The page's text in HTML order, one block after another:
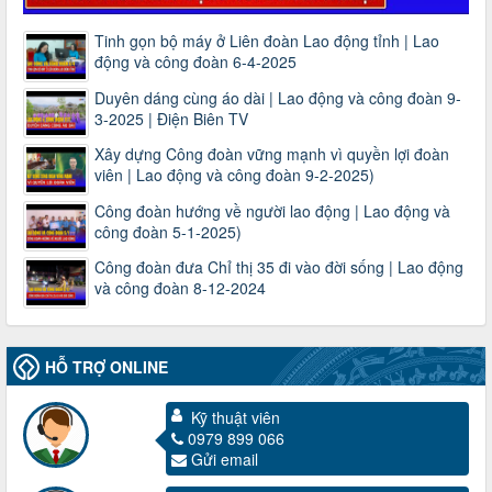
Tinh gọn bộ máy ở Liên đoàn Lao động tỉnh | Lao
động và công đoàn 6-4-2025
Duyên dáng cùng áo dài | Lao động và công đoàn 9-
3-2025 | Điện Biên TV
Xây dựng Công đoàn vững mạnh vì quyền lợi đoàn
viên | Lao động và công đoàn 9-2-2025)
Công đoàn hướng về người lao động | Lao động và
công đoàn 5-1-2025)
Công đoàn đưa Chỉ thị 35 đi vào đời sống | Lao động
và công đoàn 8-12-2024
HỖ TRỢ ONLINE
Kỹ thuật viên
0979 899 066
Gửi email